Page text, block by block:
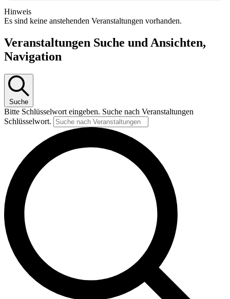
Hinweis
Es sind keine anstehenden Veranstaltungen vorhanden.
Veranstaltungen Suche und Ansichten,
Navigation
Suche
Bitte Schlüsselwort eingeben. Suche nach Veranstaltungen
Schlüsselwort.